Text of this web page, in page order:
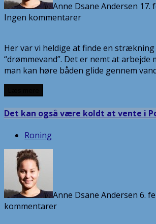
Anne Dsane Andersen 17.
Ingen kommentarer
Her var vi heldige at finde en strækning
“drømmevand”. Det er nemt at arbejde
man kan høre båden glide gennem
Det kan også være koldt at vente i
Roning
Anne Dsane Andersen 6.
kommentarer